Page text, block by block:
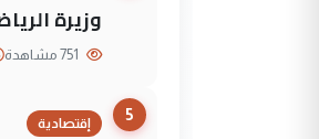
وزيرة
5
إقتصادية